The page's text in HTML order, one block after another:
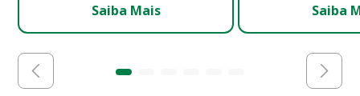
Saiba Mais Saiba